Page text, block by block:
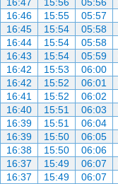
05:56
15:56
16:47
05:57
15:55
16:46
05:58
15:54
16:45
05:58
15:54
16:44
05:59
15:54
16:43
06:00
15:53
16:42
06:01
15:52
16:42
06:02
15:52
16:41
06:03
15:51
16:40
06:04
15:51
16:39
06:05
15:50
16:39
06:06
15:50
16:38
06:07
15:49
16:37
06:07
15:49
16:37